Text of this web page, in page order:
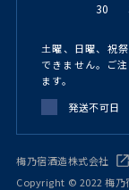
30
土曜、日曜、祝
できません。ご
ます。
発送不可日
梅乃宿酒造株式会社
Copyright © 2022 梅乃